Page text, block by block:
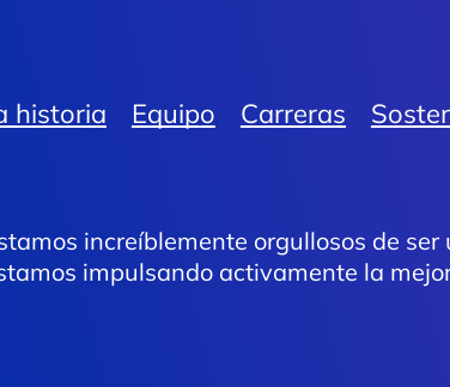
historia Equipo Carreras
increíblemente orgullosos de
impulsando activamente la